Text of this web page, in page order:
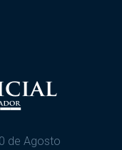
de Agosto